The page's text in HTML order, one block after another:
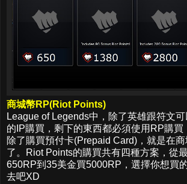
商城幣RP(Riot Points)
League of Legends中，除了英雄跟符文
的IP購買，剩下的東西都必須使用RP購買
除了購買預付卡(Prepaid Card)，就是在
了。Riot Points的購買共有四種方案，從
650RP到35美金買5000RP，選擇你想買
去吧XD